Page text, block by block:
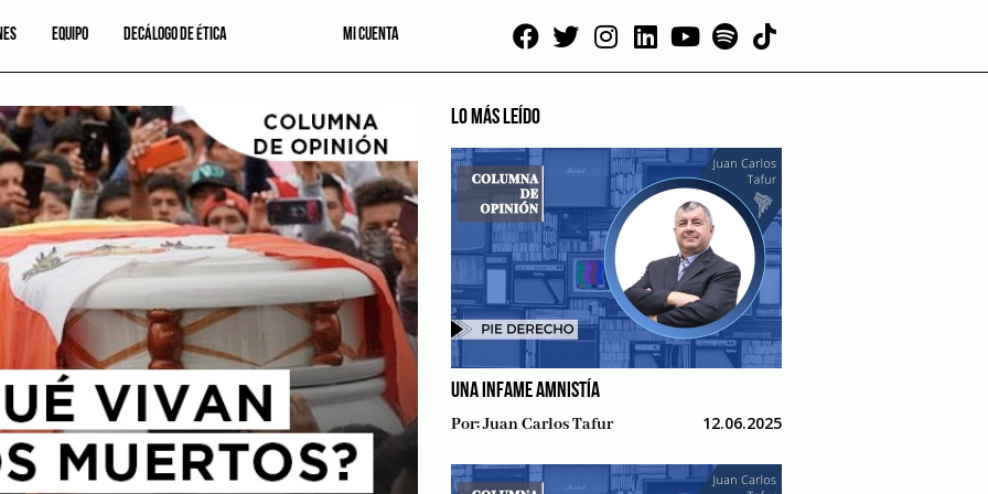
EQUIPO DECÁLOGO DE ÉTICA MI CUENTA
LO MÁS LEÍDO
UNA INFAME AMNISTÍA
Por:Juan Carlos Tafur 12.06.2025